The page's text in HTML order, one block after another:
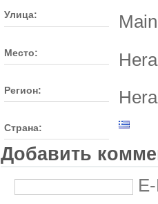
Улица:
Место:
Регион:
Страна:
Добавить